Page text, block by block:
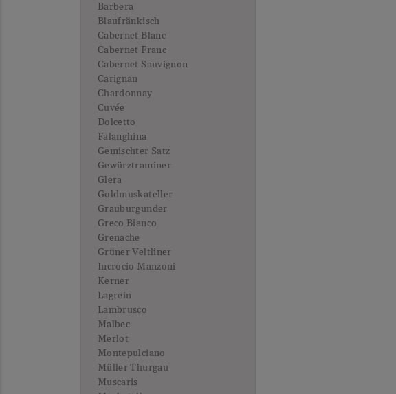
Barbera
Blaufränkisch
Cabernet Blanc
Cabernet Franc
Cabernet Sauvignon
Carignan
Chardonnay
Cuvée
Dolcetto
Falanghina
Gemischter Satz
Gewürztraminer
Glera
Goldmuskateller
Grauburgunder
Greco Bianco
Grenache
Grüner Veltliner
Incrocio Manzoni
Kerner
Lagrein
Lambrusco
Malbec
Merlot
Montepulciano
Müller Thurgau
Muscaris